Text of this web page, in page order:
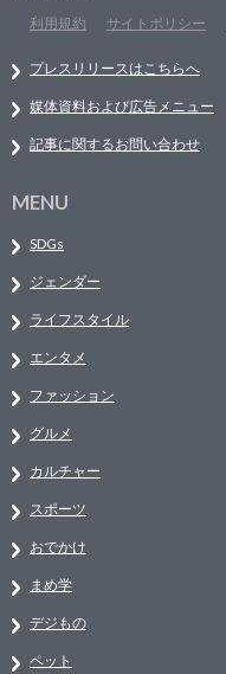
利用規約
サイトポリシー
プレスリリースはこちらへ
媒体資料および広告メニュー
記事に関するお問い合わせ
MENU
SDGs
ジェンダー
ライフスタイル
エンタメ
ファッション
グルメ
カルチャー
スポーツ
おでかけ
まめ学
デジもの
ペット